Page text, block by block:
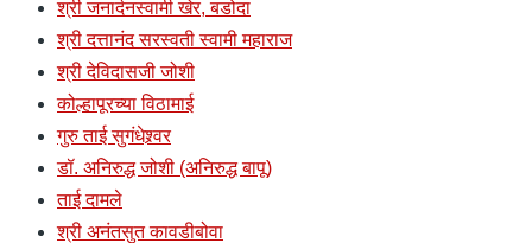
श्री जनार्दनस्वामी खेर, बडोदा
श्री दत्तानंद सरस्वती स्वामी महाराज
श्री देविदासजी जोशी
कोल्हापूरच्या विठामाई
गुरु ताई सुगंधेश्र्वर
डॉ. अनिरुद्ध जोशी (अनिरुद्ध बापू)
ताई दामले
श्री अनंतसुत कावडीबोवा